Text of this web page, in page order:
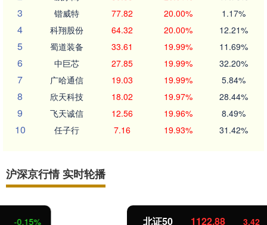
3 锴威特 77.82 20.00% 1.17%
4 科翔股份 64.32 20.00% 12.21%
5 蜀道装备 33.61 19.99% 11.69%
6 中巨芯 27.85 19.99% 32.20%
7 广哈通信 19.03 19.99% 5.84%
8 欣天科技 18.02 19.97% 28.44%
9 飞天诚信 12.56 19.96% 8.49%
10 任子行 7.16 19.93% 31.42%
沪深京行情 实时轮播
3.42 0.30%